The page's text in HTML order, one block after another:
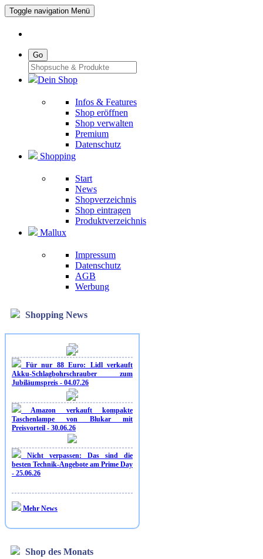
Toggle navigation Menü
Go
Dein Shop
Infos & Features
Shop eröffnen
Shop verwalten
Premium
Datenschutz
Shopping
Start
News
Shopverzeichnis
Shop eintragen
Produktverzeichnis
Mallux
Impressum
Datenschutz
AGB
Werbung
Shopping News
Für nur 88 Euro: Lidl verkauft
Akku-Schlagbohrschrauber zum
Jubiläumspreis - 04.07.26
Amazon verkauft kompakte
Taschenlampe von Blukar mit
Preisvorteil - 30.06.26
Nicht verpassen: Das sind die
besten Technik-Angebote am Prime Day
- 25.06.26
Mehr News
Shop des Monats